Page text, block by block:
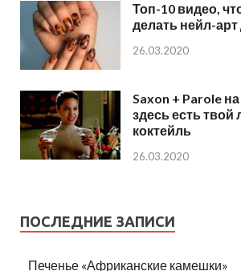
Топ-10 видео,
делать нейл-
26.03.2020
Saxon + Parole
здесь есть
коктейль
26.03.2020
ПОСЛЕДНИЕ ЗАПИСИ
Печенье «Африканские камешки»